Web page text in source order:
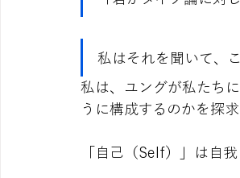
私はそれを聞いて、
私は、ユングが私たち
うに構成するのかを探求
「自己（Self）」は自